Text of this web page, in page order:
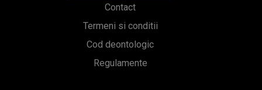
Contact
Termeni si conditii
Cod deontologic
Regulamente